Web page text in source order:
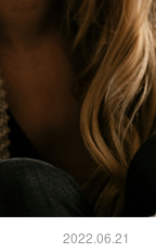
2022.06.21